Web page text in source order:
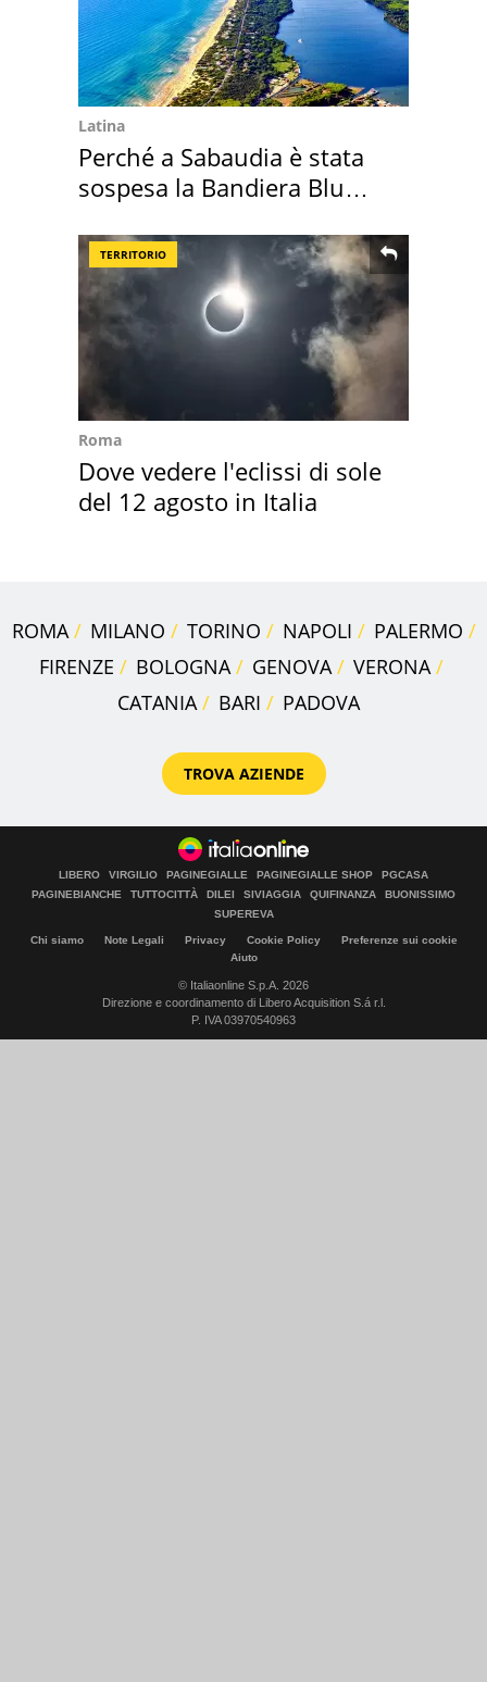
Latina
Perché a Sabaudia è stata
sospesa la Bandiera Blu
TERRITORIO
Roma
Dove vedere l'eclissi di sole
del 12 agosto in Italia
ROMA MILANO TORINO NAPOLI
PALERMO
FIRENZE
BOLOGNA GENOVA
VERONA
CATANIA
BARI PADOVA
TROVA AZIENDE
LIBERO VIRGILIO PAGINEGIALLE PAGINEGIALLE SHOP
PGCASA
PAGINEBIANCHE
TUTTOCITTÀ DILEI SIVIAGGIA QUIFINANZA
BUONISSIMO
SUPEREVA
Chi siamo Note Legali Privacy Cookie Policy
Preferenze sui cookie
Aiuto
© Italiaonline S.p.A. 2026
Direzione e coordinamento di Libero Acquisition S.á r.l.
P. IVA 03970540963